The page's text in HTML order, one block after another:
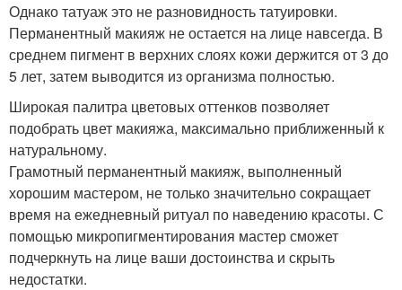
Однако татуаж это не разновидность татуировки.
Перманентный макияж не остается на лице навсегда. В
среднем пигмент в верхних слоях кожи держится от 3 до
5 лет, затем выводится из организма полностью.
Широкая палитра цветовых оттенков позволяет
подобрать цвет макияжа, максимально приближенный к
натуральному.
Грамотный перманентный макияж, выполненный
хорошим мастером, не только значительно сокращает
время на ежедневный ритуал по наведению красоты. С
помощью микропигментирования мастер сможет
подчеркнуть на лице ваши достоинства и скрыть
недостатки.